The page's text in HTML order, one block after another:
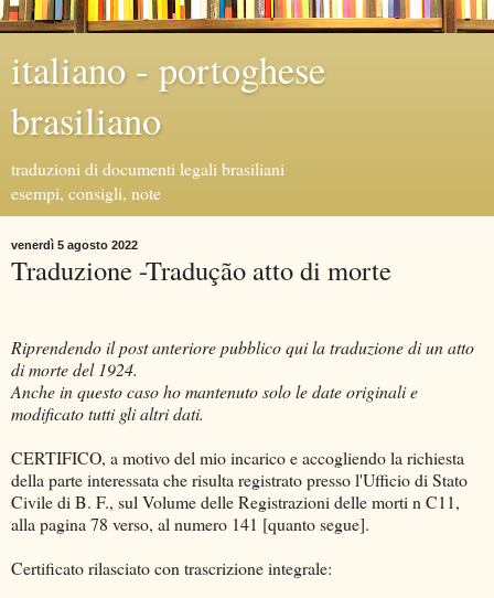
italiano - portoghese
brasiliano
traduzioni di documenti legali brasiliani
esempi, consigli, note
venerdì 5 agosto 2022
Traduzione -Tradução atto di morte
Riprendendo il post anteriore pubblico qui la traduzione di un atto
di morte del 1924.
Anche in questo caso ho mantenuto solo le date originali e
modificato tutti gli altri dati.
CERTIFICO, a motivo del mio incarico e accogliendo la richiesta
della parte interessata che risulta registrato presso l'Ufficio di Stato
Civile di B. F., sul Volume delle Registrazioni delle morti n C11,
alla pagina 78 verso, al numero 141 [quanto segue].
Certificato rilasciato con trascrizione integrale: